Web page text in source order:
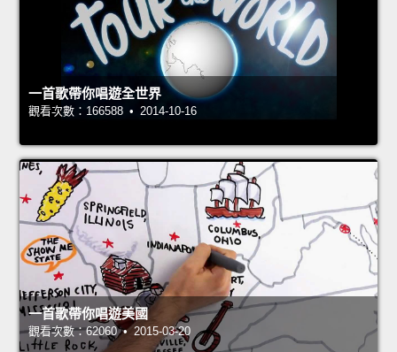
一首歌帶你唱遊全世界
觀看次數：166588 • 2014-10-16
一首歌帶你唱遊美國
觀看次數：62060 • 2015-03-20